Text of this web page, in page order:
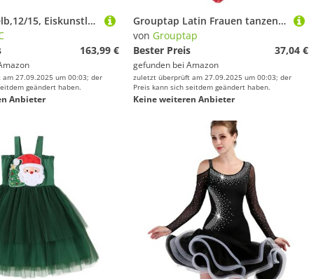
PONNYC Gelb,12/15, Eiskunstlauf Kleid Für Mädchen Blumen Eislaufbekleidung Für Wettkämpfe Glänzender Kristall Kunstturnen Turntrikots Ballett Tanzrock Für Kleinkinder Mit Farbverlauf
163,99 €
27.09.2025 um 00:03; der
geändert haben.
Anbieter
Grouptap Latin Frauen tanzen ausgefallene Pailletten rückenfreie Ballroom Star Show Kleid rot/weiß Top (kein Rock) für Tango Samba Rumba Damen Outfit (Rot, Einheitsgröße)
von Grouptap
Bester Preis
37,04 €
gefunden bei Amazon
zuletzt überprüft am 27.09.2025 um 00:03; der
Preis kann sich seitdem geändert haben.
Keine weiteren Anbieter